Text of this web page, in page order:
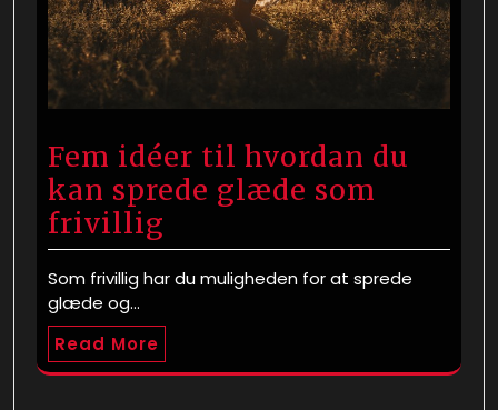
Fem idéer til hvordan du
kan sprede glæde som
frivillig
Som frivillig har du muligheden for at sprede
glæde og…
Read More